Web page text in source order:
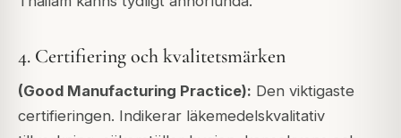
4. Certifiering och kvalitetsmärken
(Good Manufacturing Practice): Den viktigaste
certifieringen. Indikerar läkemedelskvalitativ